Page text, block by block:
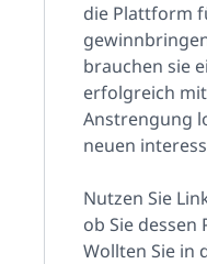
die Plattform
brauchen sie
erfolgreich
Anstrengung
neuen
Nutzen Sie
ob Sie
Wollten Sie in